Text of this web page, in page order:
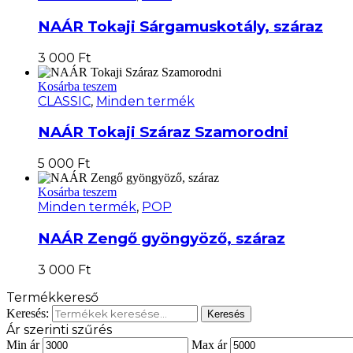
NAÁR Tokaji Sárgamuskotály, száraz
3 000 Ft
Kosárba teszem
CLASSIC, Minden termék
NAÁR Tokaji Száraz Szamorodni
5 000 Ft
Kosárba teszem
Minden termék, POP
NAÁR Zengő gyöngyöző, száraz
3 000 Ft
Termékkereső
Keresés: Keresés
Ár szerinti szűrés
Min ár Max ár